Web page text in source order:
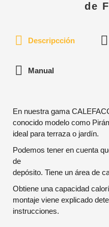
de
Descripcción
Manual
En nuestra gama
conocido modelo como
ideal para terraza o jardín.
Podemos tener en cuenta
de
depósito. Tiene un área de
Obtiene una capacidad
montaje viene explicado
instrucciones.